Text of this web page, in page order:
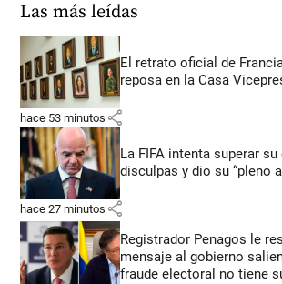
Las más leídas
El retrato oficial de
reposa en la Casa
hace 53 minutos share
La FIFA intenta superar
disculpas y dio su “pleno
hace 27 minutos share
Registrador Penagos le
mensaje al gobierno
fraude electoral no tiene